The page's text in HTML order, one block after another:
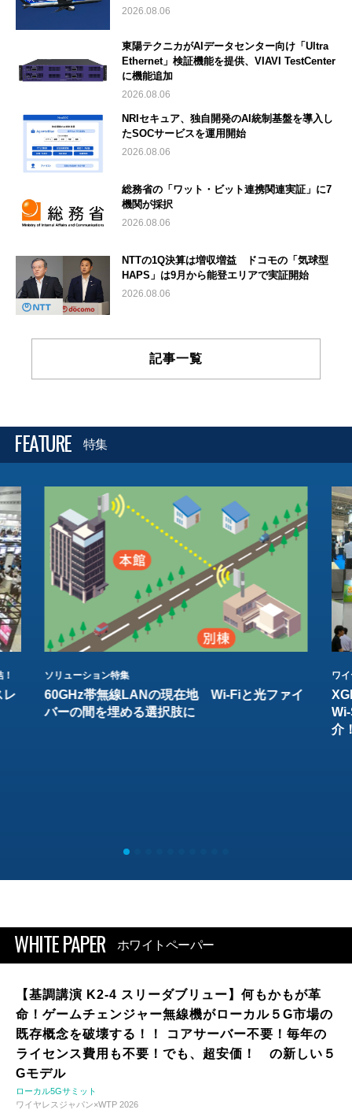
2026.08.06
東陽テクニカがAIデータセンター向け「Ultra
Ethernet」検証機能を提供、VIAVI TestCenter
に機能追加
2026.08.06
NRIセキュア、独自開発のAI統制基盤を導入し
たSOCサービスを運用開始
2026.08.06
総務省の「ワット・ビット連携関連実証」に7
機関が採択
2026.08.06
NTTの1Q決算は増収増益 ドコモの「気球型
HAPS」は9月から能登エリアで実証開始
2026.08.06
記事一覧
FEATURE 特集
レ
ソリューション特集
60GHz帯無線LANの現在地 Wi-Fiと光ファイ
バーの間を埋める選択肢に
ワ
介
WHITE PAPER ホワイトペーパー
【基調講演 K2-4 スリーダブリュー】何もかもが革
命！ゲームチェンジャー無線機がローカル５G市場の
既存概念を破壊する！！ コアサーバー不要！毎年の
ライセンス費用も不要！でも、超安価！ の新しい５
Gモデル
ローカル5Gサミット
ワイヤレスジャパン×WTP 2026